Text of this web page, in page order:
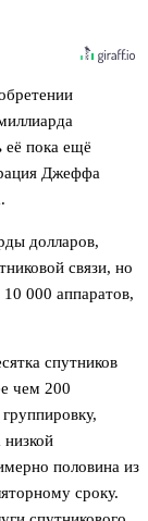
её пока ещё
Джеффа
долларов,
связи, но
000 аппаратов,
спутников
чем 200
низкой
половина из
сроку.